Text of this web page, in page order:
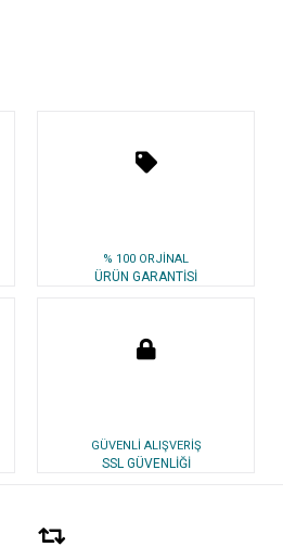
% 100 ORJİNAL
ÜRÜN GARANTİSİ
GÜVENLİ ALIŞVERİŞ
SSL GÜVENLİĞİ